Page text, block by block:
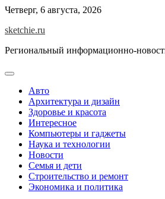
Skip
content
Четверг, 6 августа, 2026
sketchie.ru
Региональный информационно-
Авто
Архитектура и дизайн
Здоровье и красота
Интересное
Компьютеры и гаджеты
Наука и технологии
Новости
Семья и дети
Строительство и ремонт
Экономика и политика